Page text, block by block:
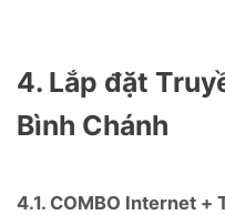
4. Lắp đặt
Bình Chánh
4.1. COMBO Internet +